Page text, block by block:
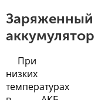
Заряженный
аккумулятор
При
низких
температурах